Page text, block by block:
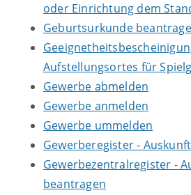
oder Einrichtung dem
Geburtsurkunde
Aufstellungsortes für
Gewerbe abmelden
Gewerbe anmelden
Gewerbe ummelden
Gewerberegister -
Gewerbezentralregister -
beantragen